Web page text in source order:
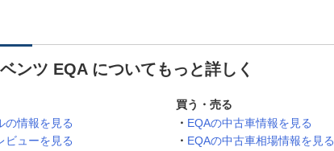
ンツ EQA についてもっと詳しく
の情報を見る
ビューを見る
買う・売る
EQAの中古車情報を見る
EQAの中古車相場情報を見る